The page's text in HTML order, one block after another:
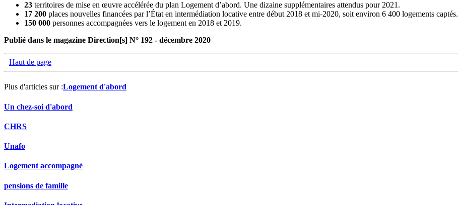
23 territoires de mise en œuvre accélérée du plan Logement d’abord. Une dizaine supplémentaires attendus pour 2021.
17 200 places nouvelles financées par l’État en intermédiation locative entre début 2018 et mi-2020, soit environ 6 400 logements captés.
150 000 personnes accompagnées vers le logement en 2018 et 2019.
Publié dans le magazine Direction[s] N° 192 - décembre 2020
Haut de page
Plus d'articles sur :Logement d'abord
Un chez-soi d'abord
CHRS
Unafo
Logement accompagné
pensions de famille